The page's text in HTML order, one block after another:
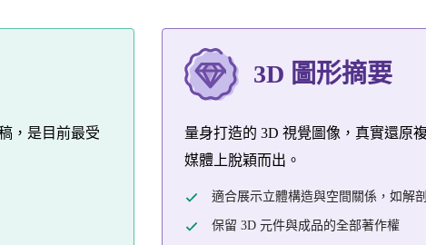
，是目前最受
3D 圖形摘要
量身打造的 3D 視覺圖像，真實還原
媒體上脫穎而出。
適合展示立體構造與空間關係，如解
保留 3D 元件與成品的全部著作權